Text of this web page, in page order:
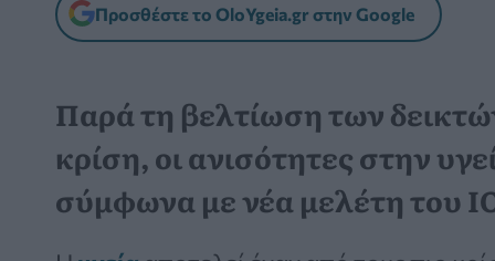
Προσθέστε το OloYgeia.gr στην Google
Παρά τη βελτίωση των
κρίση, οι ανισότητες στην
σύμφωνα με νέα μελέτη του